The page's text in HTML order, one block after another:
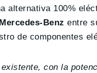
alternativa 100%
Mercedes-Benz entre
de componentes
existente, con la